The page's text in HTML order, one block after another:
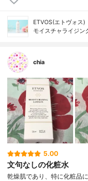
ETVOS(エトヴォス)
モイスチャライジン
chia
5.00
文句なしの化粧水
乾燥肌であり、特に化粧品